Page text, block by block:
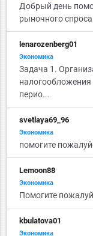
Добрый день
рыночного
lenarozenberg01
Экономика
Задача 1.
перио...
svetlaya69_96
Экономика
помогите
Lemoon88
Экономика
Помогите
kbulatova01
Экономика